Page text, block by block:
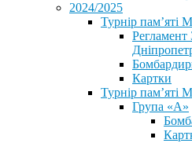
2024/2025
Турнір пам’яті
Регламент
Картки
Турнір пам’яті
Група «А»